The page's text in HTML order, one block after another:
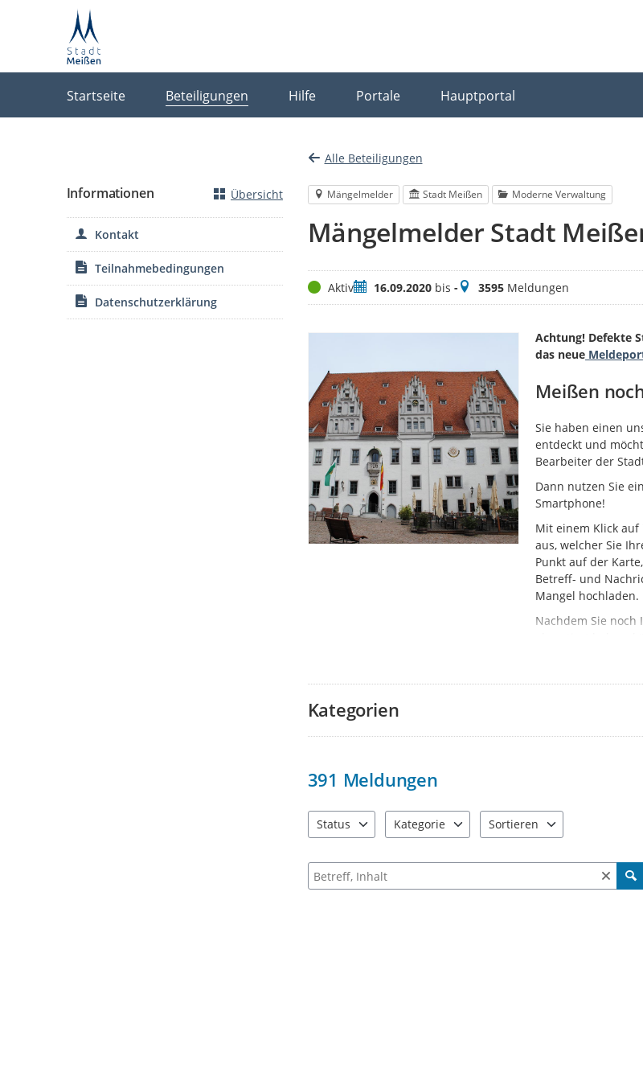
Startseite Beteiligungen Hilfe Portale Hauptportal
Alle Beteiligungen
Mängelmelder Stadt Meißen Moderne Verwaltung
Mängelmelder Stadt
StatusAktivZeitraum
16.09.2020bis -Meldungen
3595Meldungen
Achtung! Defekte
das neue
Meißen
Sie haben einen
entdeckt und
Bearbeiter der
Dann nutzen Sie
Smartphone!
Mit einem Klick
aus, welcher Sie
Punkt auf der
Betreff- und
Mangel hochladen.
Nachdem Sie
schnellstmöglich
Wir behalten uns
Kategorien
391 Meldungen
Status
Kategorie
Sortieren
Suche nach Meldungen und Kommentaren
Informationen Übersicht
Kontakt
Teilnahmebedingungen
Datenschutzerklärung